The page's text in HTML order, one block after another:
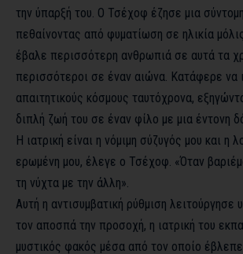
την ύπαρξή του. Ο Τσέχοφ έζησε μια
πεθαίνοντας από φυματίωση σε ηλικία
έβαλε περισσότερη ανθρωπιά σε αυτά τα
περισσότεροι σε έναν αιώνα. Κατάφερε να
απαιτητικούς κόσμους ταυτόχρονα,
διπλή ζωή του σε έναν φίλο με μια έντονη
Η ιατρική είναι η νόμιμη σύζυγός μου και η
ερωμένη μου, έλεγε ο Τσέχοφ. «Όταν
τη νύχτα με την άλλη».
Αυτή η αντισυμβατική ρύθμιση λειτούργησε
τον αποσπά την προσοχή, η ιατρική του
μυστικός φακός μέσα από τον οποίο